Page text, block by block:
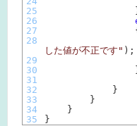
25
26
27
28
29
30
31
32
33
34
35
した値が不正です" ) ;
}
}
}
}